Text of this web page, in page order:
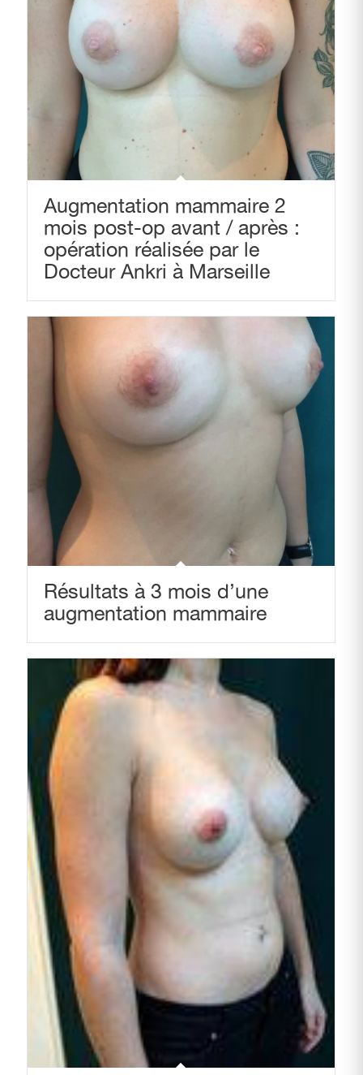
Augmentation mammaire 2
mois post-op avant / après :
opération réalisée par le
Docteur Ankri à Marseille
Résultats à 3 mois d’une
augmentation mammaire